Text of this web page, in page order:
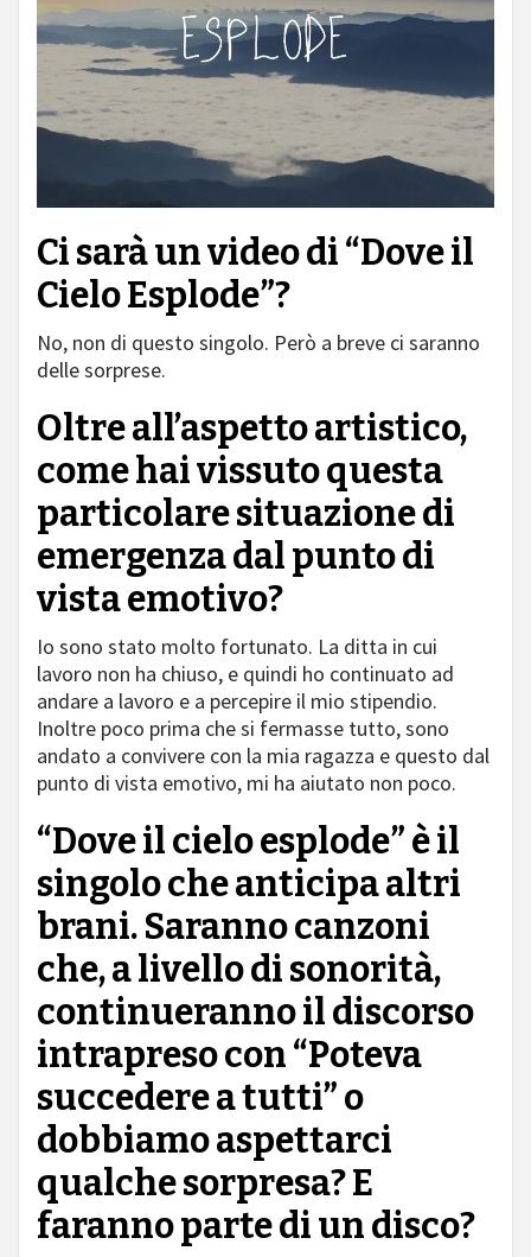
Ci sarà un video di “Dove il
Cielo Esplode”?
No, non di questo singolo. Però a breve ci saranno
delle sorprese.
Oltre all’aspetto artistico,
come hai vissuto questa
particolare situazione di
emergenza dal punto di
vista emotivo?
Io sono stato molto fortunato. La ditta in cui
lavoro non ha chiuso, e quindi ho continuato ad
andare a lavoro e a percepire il mio stipendio.
Inoltre poco prima che si fermasse tutto, sono
andato a convivere con la mia ragazza e questo dal
punto di vista emotivo, mi ha aiutato non poco.
“Dove il cielo esplode” è il
singolo che anticipa altri
brani. Saranno canzoni
che, a livello di sonorità,
continueranno il discorso
intrapreso con “Poteva
succedere a tutti” o
dobbiamo aspettarci
qualche sorpresa? E
faranno parte di un disco?